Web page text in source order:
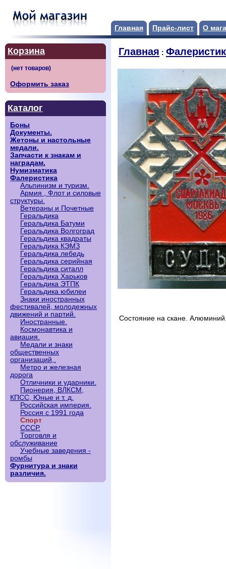
Главная Прайс-лист О
Корзина
Оформить заказ
Каталог
Боны
Документы.
Жетоны и настольные
медали.
Запчасти к знакам и
наградам.
Нумизматика
Фалеристика
Альпинизм и туризм.
Армия , Флот и силовые
структуры.
Ветераны и Почетные
Геральдика
Геральдика Батуми
Геральдика Волгоград
Геральдика квадраты
Геральдика КЭМЗ
Геральдика лебедь
Геральдика серийная
Геральдика ситалл
Геральдика Харьков
Геральдика ЭТПК
Геральдика юбилеи
Знаки иностранных
фестивалей, молодежных
движений и партий.
Иностранные.
Космонавтика и
авиация.
Медали и знаки
общественных
организаций,.
Метро и железная
дорога
Отличники и ударники.
Пионерия, ВЛКСМ,
КПСС, Юные и т. д.
Российская империя.
Россия с 1991 года
Спорт
СССР.
Торговля и
обслуживание
Учебные заведения -
ромбы
Фурнитура и знаки
различия.
Главная :
Состояние на скане.